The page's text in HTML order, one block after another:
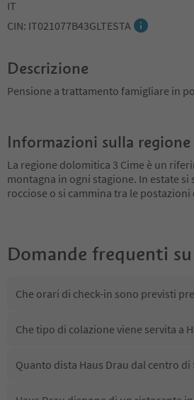
IT
CIN: IT021077B43GLTESTA
Descrizione
Pensione a trattamento famigliare in
Informazioni sulla regione
La regione dolomitica 3 Cime è un
montagna in ogni stagione. In estate si
rocciose o si cammina tra le postazioni
Domande frequenti su
Che orari di check-in sono previsti
Che tipo di colazione viene servita a
Quanto dista Haus Drau dal centro di